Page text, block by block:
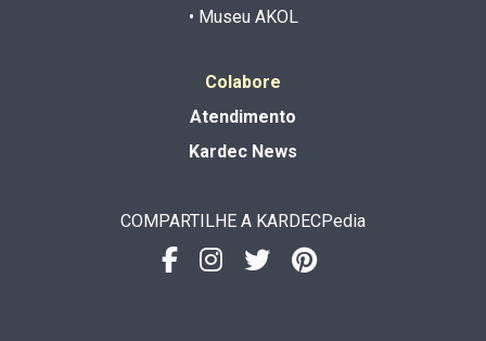
• Museu AKOL
Colabore
Atendimento
Kardec News
COMPARTILHE A KARDECPedia